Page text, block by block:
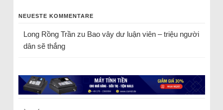
NEUESTE KOMMENTARE
Long Rồng Trầnzu Bao vây dư luận viên – triệu người
dân sẽ thắng